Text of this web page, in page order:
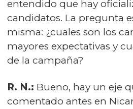
entendido que hay
candidatos. La pregunta
misma: ¿cuales son los
mayores expectativas y
de la campaña?
R. N.: Bueno, hay un eje
comentado antes en